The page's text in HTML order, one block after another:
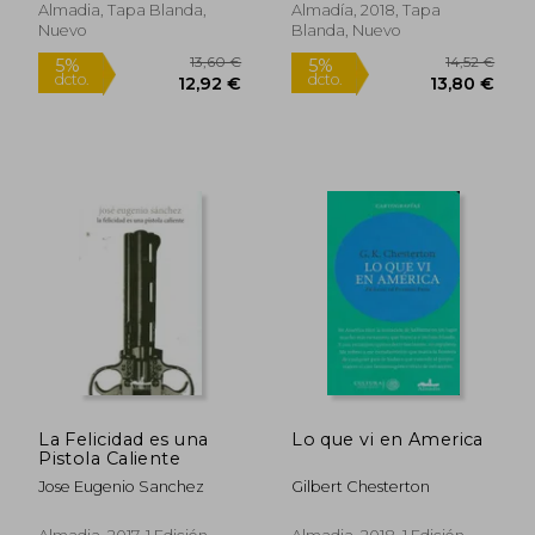
5%
dcto.
5%
Almadia, Tapa Blanda,
Nuevo
Almadía, 2018, Tapa
Blanda, Nuevo
La Felicidad es una
Pistola Caliente
Jose Eugenio Sanchez
Lo que vi en America
Gilbert Chesterton